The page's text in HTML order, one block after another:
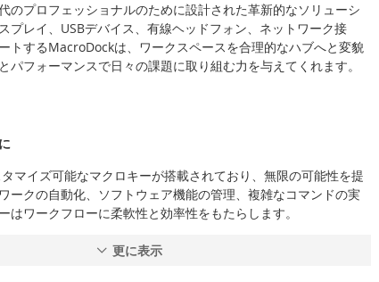
のプロフェッショナルのために設計された革新的なソリューシ
プレイ、USBデバイス、有線ヘッドフォン、ネットワーク接
トするMacroDockは、ワークスペースを合理的なハブへと変貌
パフォーマンスで日々の課題に取り組む力を与えてくれます。
マイズ可能なマクロキーが搭載されており、無限の可能性を提
ークの自動化、ソフトウェア機能の管理、複雑なコマンドの実
はワークフローに柔軟性と効率性をもたらします。
更に表示